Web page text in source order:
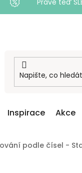
Právě teď
Inspirace Akce
podle čísel -